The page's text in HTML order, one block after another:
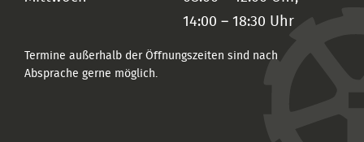
14:00 – 18:30 Uhr
Termine außerhalb der Öffnungszeiten sind nach
Absprache gerne möglich.